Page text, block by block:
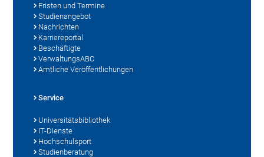
Fristen und Termine
Studienangebot
Nachrichten
Karriereportal
Beschäftigte
VerwaltungsABC
Amtliche Veröffentlichungen
Service
Universitätsbibliothek
IT-Dienste
Hochschulsport
Studienberatung